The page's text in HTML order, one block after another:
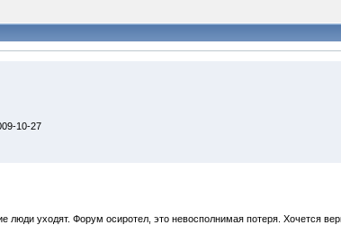
10-27
люди уходят. Форум осиротел, это невосполнимая потеря. Хочется